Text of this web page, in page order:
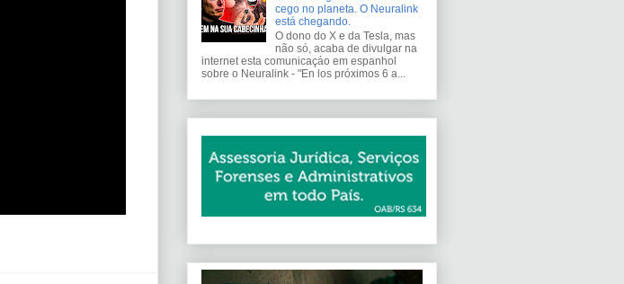
cego no planeta. O Neuralink
está chegando.
O dono do X e da Tesla, mas
não só, acaba de divulgar na
internet esta comunicaçáo em espanhol
sobre o Neuralink - "En los próximos 6 a...